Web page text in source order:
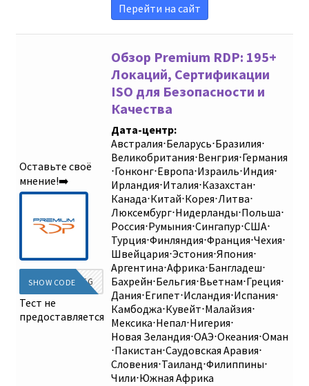
Перейти на сайт
Оставьте своё
мнение!➡️
DIEG
SHOW CODE
Тест не
предоставляется
Обзор Premium RDP: 195+
Локаций, Сертификации
ISO для Безопасности и
Качества
Дата-центр:
Австралия⋅Беларусь⋅Бразилия⋅
Великобритания⋅Венгрия⋅Германия
⋅Гонконг⋅Европа⋅Израиль⋅Индия⋅
Ирландия⋅Италия⋅Казахстан⋅
Канада⋅Китай⋅Корея⋅Литва⋅
Люксембург⋅Нидерланды⋅Польша⋅
Россия⋅Румыния⋅Сингапур⋅США⋅
Турция⋅Финляндия⋅Франция⋅Чехия⋅
Швейцария⋅Эстония⋅Япония⋅
Аргентина⋅Африка⋅Бангладеш⋅
Бахрейн⋅Бельгия⋅Вьетнам⋅Греция⋅
Дания⋅Египет⋅Исландия⋅Испания⋅
Камбоджа⋅Кувейт⋅Малайзия⋅
Мексика⋅Непал⋅Нигерия⋅
Новая Зеландия⋅ОАЭ⋅Океания⋅Оман
⋅Пакистан⋅Саудовская Аравия⋅
Словения⋅Таиланд⋅Филиппины⋅
Чили⋅Южная Африка